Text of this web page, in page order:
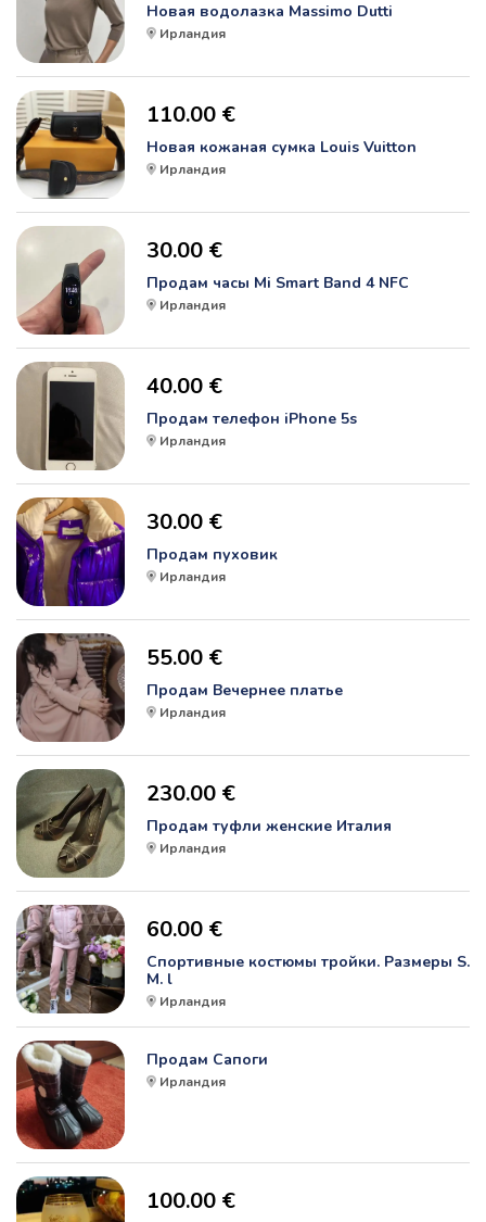
Новая водолазка Massimo Dutti
Ирландия
110.00 €
Новая кожаная сумка Louis Vuitton
Ирландия
30.00 €
Продам часы Mi Smart Band 4 NFC
Ирландия
40.00 €
Продам телефон iPhone 5s
Ирландия
30.00 €
Продам пуховик
Ирландия
55.00 €
Продам Вечернее платье
Ирландия
230.00 €
Продам туфли женские Италия
Ирландия
60.00 €
Спортивные костюмы тройки. Размеры S.
M. l
Ирландия
Продам Сапоги
Ирландия
100.00 €